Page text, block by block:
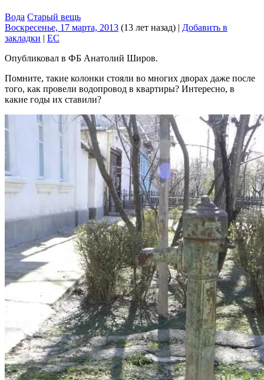
Вода Старый вещь
Воскресенье, 17 марта, 2013 (13 лет назад) | Добавить в
закладки | EC
Опубликовал в ФБ Анатолий Широв.
Помните, такие колонки стояли во многих дворах даже после
того, как провели водопровод в квартиры? Интересно, в
какие годы их ставили?